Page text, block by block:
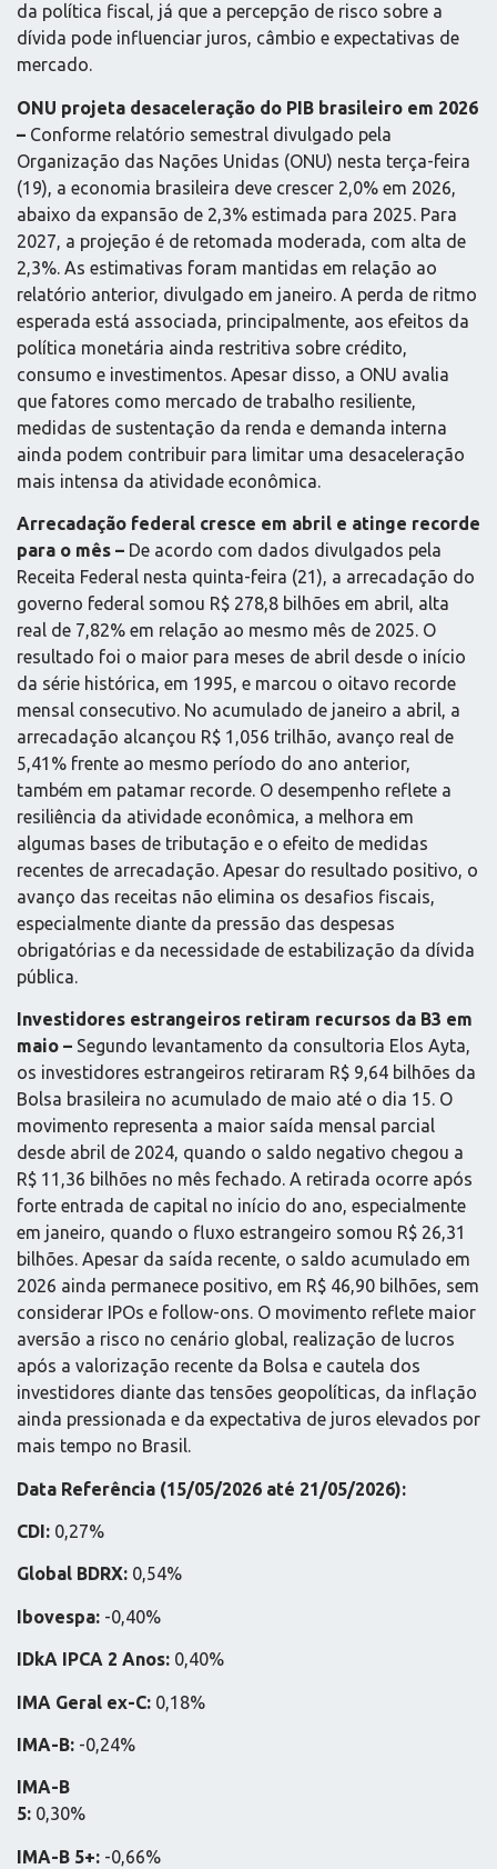
da política fiscal, já que a percepção de risco sobre a
dívida pode influenciar juros, câmbio e expectativas de
mercado.
ONU projeta desaceleração do PIB brasileiro em 2026
– Conforme relatório semestral divulgado pela
Organização das Nações Unidas (ONU) nesta terça-feira
(19), a economia brasileira deve crescer 2,0% em 2026,
abaixo da expansão de 2,3% estimada para 2025. Para
2027, a projeção é de retomada moderada, com alta de
2,3%. As estimativas foram mantidas em relação ao
relatório anterior, divulgado em janeiro. A perda de ritmo
esperada está associada, principalmente, aos efeitos da
política monetária ainda restritiva sobre crédito,
consumo e investimentos. Apesar disso, a ONU avalia
que fatores como mercado de trabalho resiliente,
medidas de sustentação da renda e demanda interna
ainda podem contribuir para limitar uma desaceleração
mais intensa da atividade econômica.
Arrecadação federal cresce em abril e atinge recorde
para o mês – De acordo com dados divulgados pela
Receita Federal nesta quinta-feira (21), a arrecadação do
governo federal somou R$ 278,8 bilhões em abril, alta
real de 7,82% em relação ao mesmo mês de 2025. O
resultado foi o maior para meses de abril desde o início
da série histórica, em 1995, e marcou o oitavo recorde
mensal consecutivo. No acumulado de janeiro a abril, a
arrecadação alcançou R$ 1,056 trilhão, avanço real de
5,41% frente ao mesmo período do ano anterior,
também em patamar recorde. O desempenho reflete a
resiliência da atividade econômica, a melhora em
algumas bases de tributação e o efeito de medidas
recentes de arrecadação. Apesar do resultado positivo, o
avanço das receitas não elimina os desafios fiscais,
especialmente diante da pressão das despesas
obrigatórias e da necessidade de estabilização da dívida
pública.
Investidores estrangeiros retiram recursos da B3 em
maio – Segundo levantamento da consultoria Elos Ayta,
os investidores estrangeiros retiraram R$ 9,64 bilhões da
Bolsa brasileira no acumulado de maio até o dia 15. O
movimento representa a maior saída mensal parcial
desde abril de 2024, quando o saldo negativo chegou a
R$ 11,36 bilhões no mês fechado. A retirada ocorre após
forte entrada de capital no início do ano, especialmente
em janeiro, quando o fluxo estrangeiro somou R$ 26,31
bilhões. Apesar da saída recente, o saldo acumulado em
2026 ainda permanece positivo, em R$ 46,90 bilhões, sem
considerar IPOs e follow-ons. O movimento reflete maior
aversão a risco no cenário global, realização de lucros
após a valorização recente da Bolsa e cautela dos
investidores diante das tensões geopolíticas, da inflação
ainda pressionada e da expectativa de juros elevados por
mais tempo no Brasil.
Data Referência (15/05/2026 até 21/05/2026):
CDI: 0,27%
Global BDRX: 0,54%
Ibovespa: -0,40%
IDkA IPCA 2 Anos: 0,40%
IMA Geral ex-C: 0,18%
IMA-B: -0,24%
IMA-B
5:
IMA-B 5+: -0,66%